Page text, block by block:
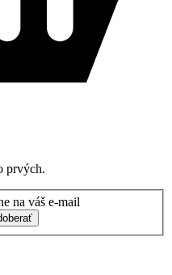
prvých.
na váš e-mail